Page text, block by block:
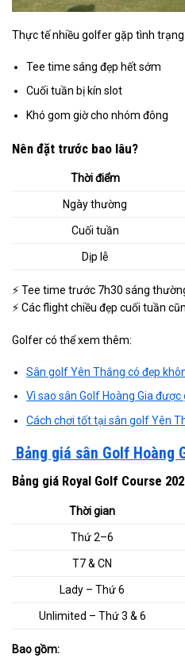
Thực tế nhiều golfer gặp tình trạng:
Tee time sáng đẹp hết sớm
Cuối tuần bị kín slot
Khó gom giờ cho nhóm đông
Nên đặt trước bao lâu?
Thời điểm
Ngày thường
Cuối tuần
Dịp lễ
⚡ Tee time trước 7h30 sáng
⚡ Các flight chiều đẹp cuối tuần
Golfer có thể xem thêm:
Sân golf Yên Thắng có đẹp
Vì sao sân Golf Hoàng Gia
Cách chơi tốt tại sân golf Yên
Bảng giá sân Golf Hoàng
Bảng giá Royal Golf Course
Thời gian
Thứ 2–6
T7 & CN
Lady – Thứ 6
Unlimited – Thứ 3 & 6
Bao gồm: